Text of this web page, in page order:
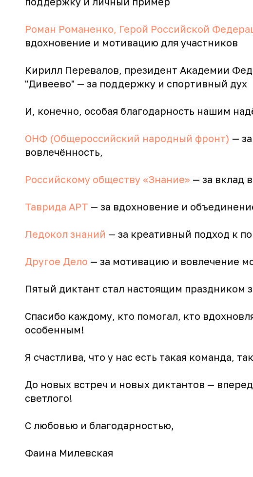
Роман Романенко, Герой Российской
вдохновение и мотивацию для участников
Кирилл Перевалов, президент Академии
"Дивеево" — за поддержку и спортивный дух
И, конечно, особая благодарность нашим
ОНФ (Общероссийский народный фронт) —
вовлечённость,
Российскому обществу «Знание» — за вклад
Таврида АРТ — за вдохновение и
Ледокол знаний — за креативный подход к
Другое Дело — за мотивацию и вовлечение
Пятый диктант стал настоящим праздником
Спасибо каждому, кто помогал, кто
особенным!
Я счастлива, что у нас есть такая команда,
До новых встреч и новых диктантов —
светлого!
С любовью и благодарностью,
Фаина Милевская